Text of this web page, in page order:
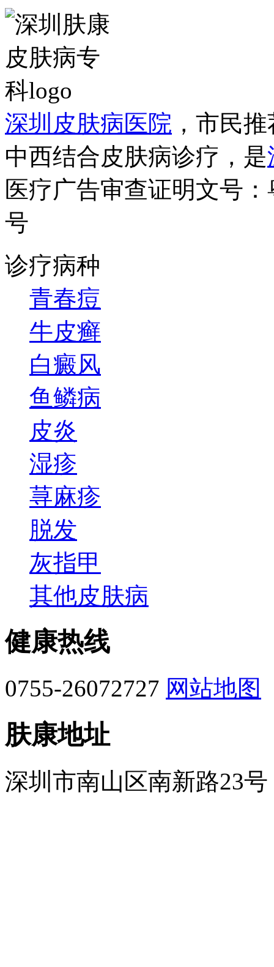
深圳皮肤病医院 ，市民
中西结合皮肤病诊疗，是
医疗广告审查证明文号
号
诊疗病种
青春痘
牛皮癣
白癜风
鱼鳞病
皮炎
湿疹
荨麻疹
脱发
灰指甲
其他皮肤病
健康热线
0755-26072727 网站地图
肤康地址
深圳市南山区南新路23